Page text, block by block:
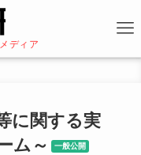
ディア
に関する実
ム～
一般公開